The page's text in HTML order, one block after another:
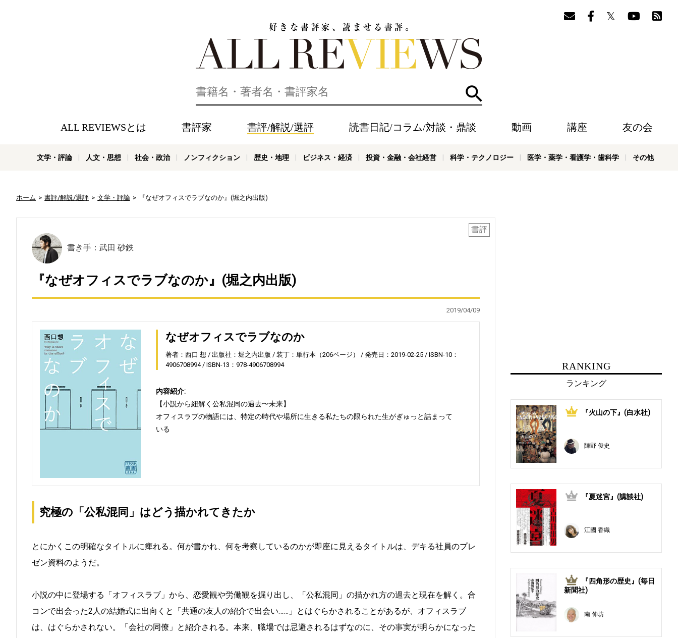
検索
ALL REVIEWSとは 書評家 書評/解説/選評 読書日記/コラム/対談・鼎談 動画 講座 友の会
文学・評論 人文・思想 社会・政治 ノンフィクション 歴史・地理 ビジネス・経済 投資・金融・会社経営 科学・テクノロジー 医学・薬学・看護学・歯科学 その他
ホーム 書評/解説/選評 文学・評論 『なぜオフィスでラブなのか』(堀之内出版)
書評
書き手：武田 砂鉄
『なぜオフィスでラブなのか』(堀之内出版)
2019/04/09
なぜオフィスでラブなのか
著者：西口 想 出版社：堀之内出版 装丁：単行本（206ページ） 発売日：2019-02-25
ISBN-10：
4906708994
ISBN-13：978-4906708994
内容紹介:
【小説から紐解く公私混同の過去〜未来】
オフィスラブの物語には、特定の時代や場所に生きる私たちの限られた生がぎゅっと詰まって
いる
究極の「公私混同」はどう描かれてきたか
とにかくこの明確なタイトルに痺れる。何が書かれ、何を考察しているのかが即座に見えるタイトルは、デキる社員のプレ
ゼン資料のようだ。
小説の中に登場する「オフィスラブ」から、恋愛観や労働観を掘り出し、「公私混同」の描かれ方の過去と現在を解く。合
コンで出会った2人の結婚式に出向くと「共通の友人の紹介で出会い……」とはぐらかされることがあるが、オフィスラブ
は、はぐらかされない。「会社の同僚」と紹介される。本来、職場では忌避されるはずなのに、その事実が明らかになった
RANKING
ランキング
1 『火山の下』(白水社)
陣野 俊史
2 『夏迷宮』(講談社)
江國 香織
3
『四角形の歴史』(毎日
新聞社)
南 伸坊